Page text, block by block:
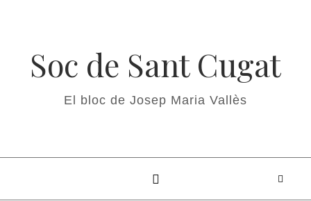
Soc de Sant Cugat
El bloc de Josep Maria Vallès